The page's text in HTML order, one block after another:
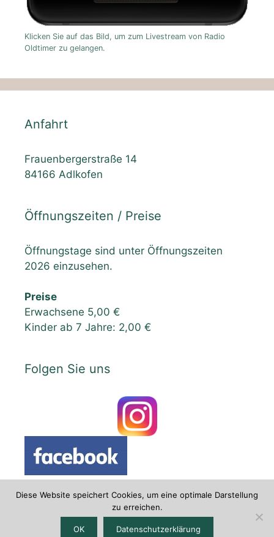
Klicken Sie auf das Bild, um zum Livestream von Radio
Oldtimer zu gelangen.
Anfahrt
Frauenbergerstraße 14
84166 Adlkofen
Öffnungszeiten / Preise
Öffnungstage sind unter Öffnungszeiten
2026 einzusehen.
Preise
Erwachsene 5,00 €
Kinder ab 7 Jahre: 2,00 €
Folgen Sie uns
Diese Website speichert Cookies, um eine optimale Darstellung
zu erreichen.
OK Datenschutzerklärung